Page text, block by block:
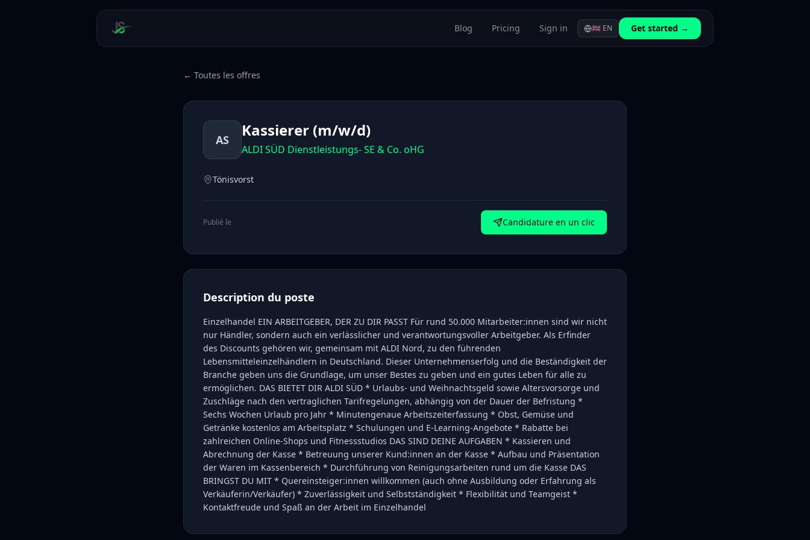
Blog Pricing Sign in 🇬🇧 EN Get started →
← Toutes les offres
AS Kassierer (m/w/d)
ALDI SÜD Dienstleistungs- SE & Co. oHG
Tönisvorst
Publié le Candidature en un clic
Description du poste
Einzelhandel EIN ARBEITGEBER, DER ZU DIR PASST Für rund 50.000 Mitarbeiter:innen sind wir nicht
nur Händler, sondern auch ein verlässlicher und verantwortungsvoller Arbeitgeber. Als Erfinder
des Discounts gehören wir, gemeinsam mit ALDI Nord, zu den führenden
Lebensmitteleinzelhändlern in Deutschland. Dieser Unternehmenserfolg und die Beständigkeit der
Branche geben uns die Grundlage, um unser Bestes zu geben und ein gutes Leben für alle zu
ermöglichen. DAS BIETET DIR ALDI SÜD * Urlaubs- und Weihnachtsgeld sowie Altersvorsorge und
Zuschläge nach den vertraglichen Tarifregelungen, abhängig von der Dauer der Befristung *
Sechs Wochen Urlaub pro Jahr * Minutengenaue Arbeitszeiterfassung * Obst, Gemüse und
Getränke kostenlos am Arbeitsplatz * Schulungen und E-Learning-Angebote * Rabatte bei
zahlreichen Online-Shops und Fitnessstudios DAS SIND DEINE AUFGABEN * Kassieren und
Abrechnung der Kasse * Betreuung unserer Kund:innen an der Kasse * Aufbau und Präsentation
der Waren im Kassenbereich * Durchführung von Reinigungsarbeiten rund um die Kasse DAS
BRINGST DU MIT * Quereinsteiger:innen willkommen (auch ohne Ausbildung oder Erfahrung als
Verkäuferin/Verkäufer) * Zuverlässigkeit und Selbstständigkeit * Flexibilität und Teamgeist *
Kontaktfreude und Spaß an der Arbeit im Einzelhandel